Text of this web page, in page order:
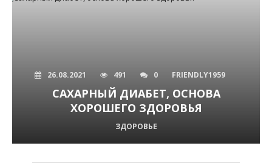
26.08.2021 491 0 FRIENDLY1959
САХАРНЫЙ ДИАБЕТ, ОСНОВА
ХОРОШЕГО ЗДОРОВЬЯ
ЗДОРОВЬЕ